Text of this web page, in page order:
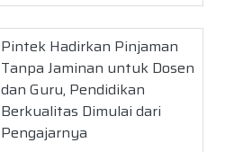
Pintek Hadirkan Pinjaman
Tanpa Jaminan untuk Dosen
dan Guru, Pendidikan
Berkualitas Dimulai dari
Pengajarnya